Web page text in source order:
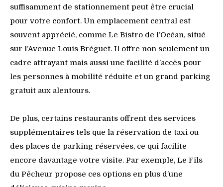
suffisamment de stationnement peut être crucial
pour votre confort. Un emplacement central est
souvent apprécié, comme Le Bistro de l’Océan, situé
sur l’Avenue Louis Bréguet. Il offre non seulement un
cadre attrayant mais aussi une facilité d’accès pour
les personnes à mobilité réduite et un grand parking
gratuit aux alentours.
De plus, certains restaurants offrent des services
supplémentaires tels que la réservation de taxi ou
des places de parking réservées, ce qui facilite
encore davantage votre visite. Par exemple, Le Fils
du Pêcheur propose ces options en plus d’une